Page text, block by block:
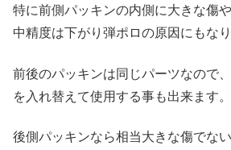
特に前側パッキンの内側に大きな傷
中精度は下がり弾ポロの原因にもなり
前後のパッキンは同じパーツなので
を入れ替えて使用する事も出来ます。
後側パッキンなら相当大きな傷でな